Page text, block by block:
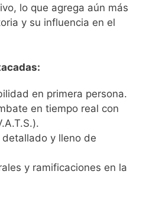
lo que agrega aún más
y su influencia en el
en primera persona.
en tiempo real con
y lleno de
y ramificaciones en la